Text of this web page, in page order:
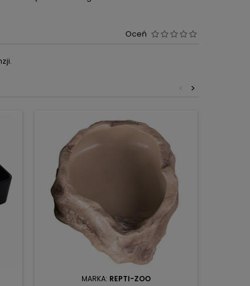
Oceń
>
<
MARKA: REPTI-ZOO